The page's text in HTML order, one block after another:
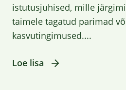
istutusjuhised, mille
taimele tagatud parimad
kasvutingimused....
Loe lisa